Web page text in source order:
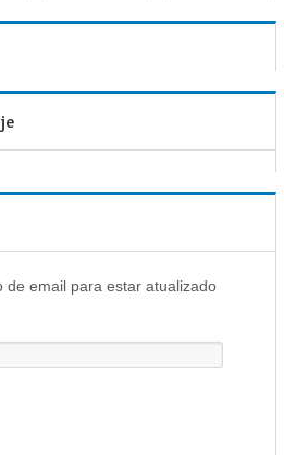
de email para estar atualizado